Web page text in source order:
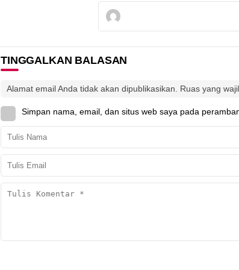
TINGGALKAN BALASAN
Alamat email Anda tidak akan dipublikasikan. Ruas yang
Simpan nama, email, dan situs web saya pada